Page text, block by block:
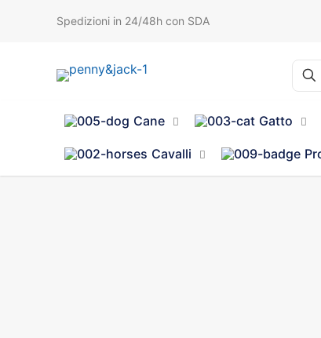
Spedizioni in 24/48h con SDA
Cane Gatto
Cavalli